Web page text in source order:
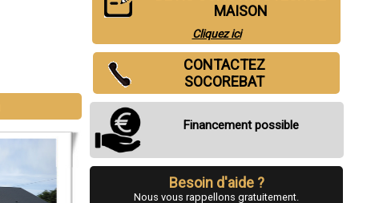
MAISON
Cliquez ici
CONTACTEZ
SOCOREBAT
Financement possible
Besoin d'aide ?
Nous vous rappellons gratuitement.